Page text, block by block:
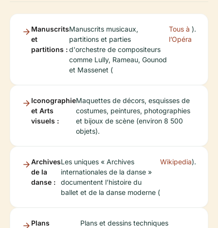
Manuscrits
et
partitions :
Manuscrits musicaux,
partitions et parties
d'orchestre de compositeurs
comme Lully, Rameau, Gounod
et Massenet (
Tous à
l’Opéra
).
Iconographie
et Arts
visuels :
Maquettes de décors, esquisses de
costumes, peintures, photographies
et bijoux de scène (environ 8 500
objets).
Archives
de la
danse :
Les uniques « Archives
internationales de la danse »
documentent l’histoire du
ballet et de la danse moderne (
Wikipedia).
Plans Plans et dessins techniques